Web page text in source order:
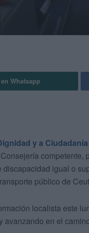
Whatsapp
y a
discapacidad igual o
público de
localista este
avanzando en el